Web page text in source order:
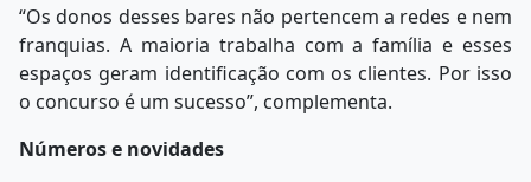
“Os donos desses bares não pertencem a redes e nem
franquias. A maioria trabalha com a família e esses
espaços geram identificação com os clientes. Por isso
o concurso é um sucesso”, complementa.
Números e novidades